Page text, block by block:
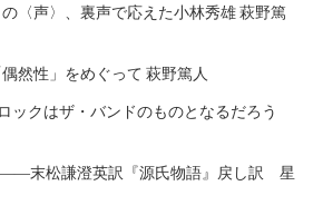
〈声〉、裏声で応えた小林秀雄 萩野篤
然性」をめぐって 萩野篤人
ックはザ・バンドのものとなるだろう
末松謙澄英訳『源氏物語』戻し訳 星